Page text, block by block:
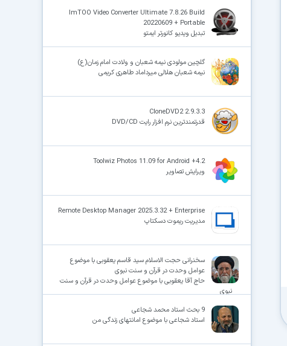
ImTOO Video Converter Ultimate 7.8.26 Build
20220609 + Portable
تبدیل ویدیو کانورتر ایمتو
گلچین مولودی نیمه شعبان و ولادت امام زمان(ع)
نیمه شعبان هلالی میرداماد طاهری کریمی
CloneDVD2 2.9.3.3
قدرتمندترین نرم افزار رایت DVD/CD
Toolwiz Photos 11.09 for Android +4.2
ویرایش تصاویر
Remote Desktop Manager 2025.3.32 + Enterprise
مدیریت ریموت دسکتاپ
سخنرانی حجت الاسلام سید قاسم یعقوبی با موضوع
عوامل وحدت در قرآن و سنت نبوی
حاج آقا یعقوبی با موضوع عوامل وحدت در قرآن و سنت
نبوی
9 بحث استاد محمد شجاعی
استاد شجاعی با موضوع امانتهای زندگی من